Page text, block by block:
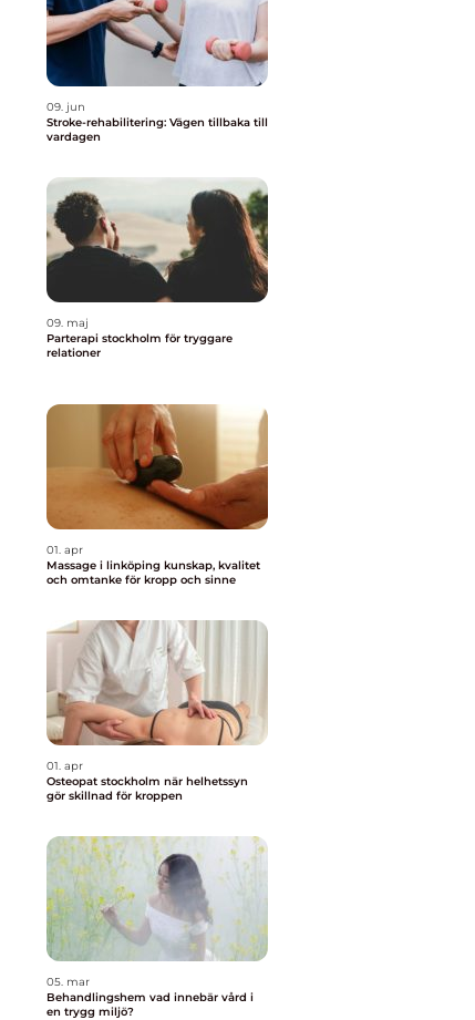
09. jun
Stroke-rehabilitering: Vägen tillbaka till
vardagen
09. maj
Parterapi stockholm för tryggare
relationer
01. apr
Massage i linköping kunskap, kvalitet
och omtanke för kropp och sinne
01. apr
Osteopat stockholm när helhetssyn
gör skillnad för kroppen
05. mar
Behandlingshem vad innebär vård i
en trygg miljö?